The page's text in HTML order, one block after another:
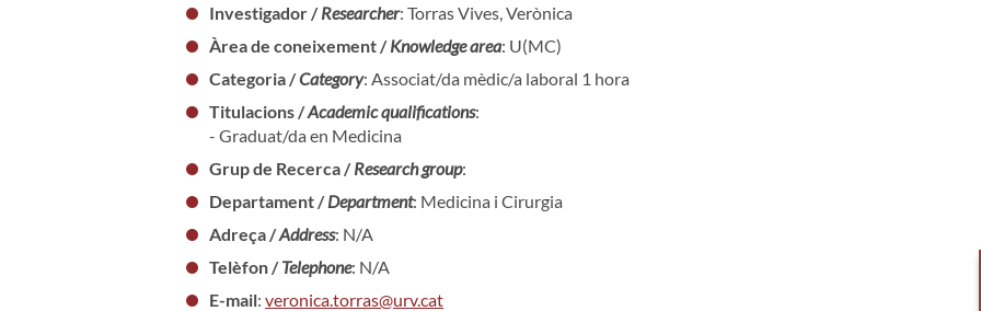
Investigador /Researcher: Torras Vives, Verònica
Àrea de coneixement /Knowledge area: U(MC)
Categoria /Category: Associat/da mèdic/a laboral 1 hora
Titulacions /Academic qualifications:
- Graduat/da en Medicina
Grup de Recerca /Research group:
Departament /Department: Medicina i Cirurgia
Adreça /Address: N/A
Telèfon /Telephone: N/A
E-mail:veronica.torras@urv.cat